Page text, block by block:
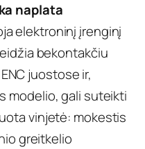
naplata
elektroninį įrenginį
bekontakčiu
juostose ir,
modelio, gali suteikti
vinjetė: mokestis
greitkelio